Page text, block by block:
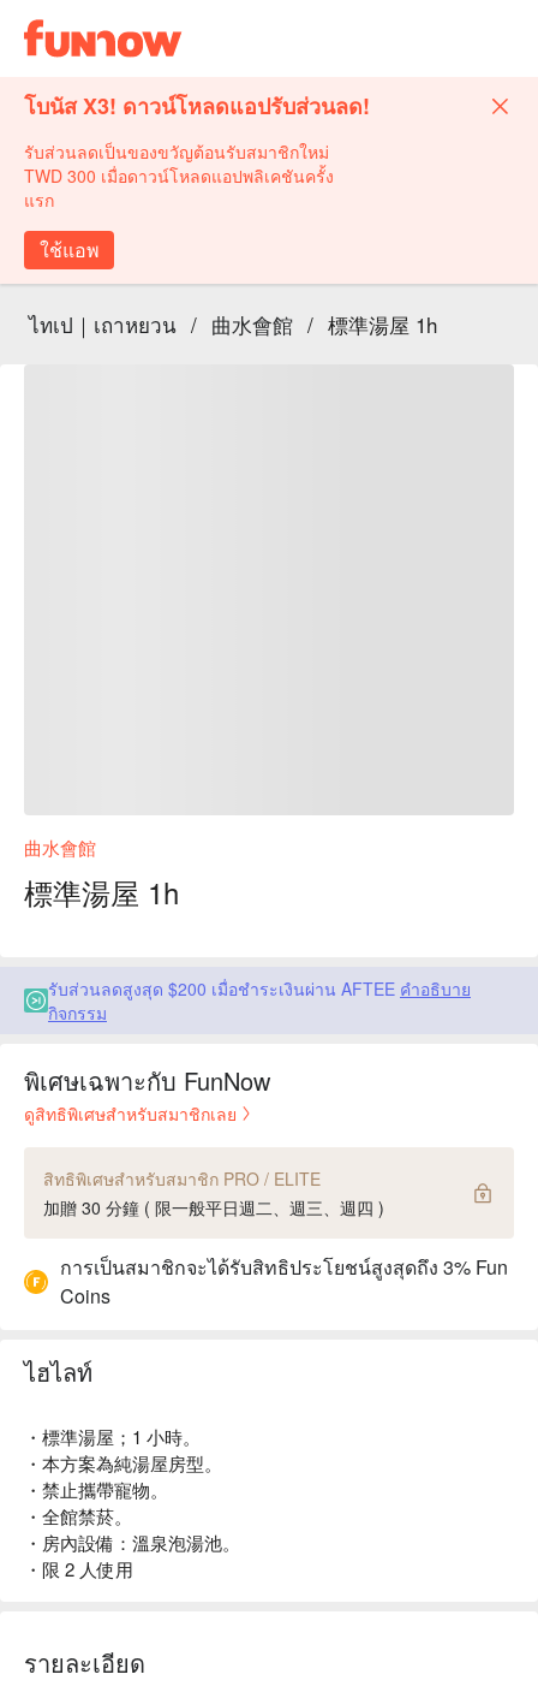
โบนัส X3! ดาวน์โหลดแอปรับส่วนลด!
รับส่วนลดเป็นของขวัญต้อนรับสมาชิกใหม่
TWD 300 เมื่อดาวน์โหลดแอปพลิเคชันครั้ง
แรก
ใช้แอพ
ไทเป｜เถาหยวน / 曲水會館 / 標準湯屋 1h
曲水會館
標準湯屋 1h
รับส่วนลดสูงสุด $200 เมื่อชำระเงินผ่าน AFTEE คำอธิบาย
กิจกรรม
พิเศษเฉพาะกับ FunNow
ดูสิทธิพิเศษสำหรับสมาชิกเลย
สิทธิพิเศษสำหรับสมาชิก PRO / ELITE
加贈 30 分鐘 ( 限一般平日週二、週三、週四 )
การเป็นสมาชิกจะได้รับสิทธิประโยชน์สูงสุดถึง 3% Fun
Coins
ไฮไลท์
・標準湯屋；1 小時。
・本方案為純湯屋房型。
・禁止攜帶寵物。
・全館禁菸。
・房內設備：溫泉泡湯池。
・限 2 人使用
รายละเอียด